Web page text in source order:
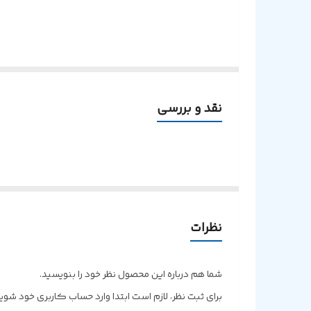
نقد و بررسی
نظرات
شما هم درباره این محصول نظر خود را بنویسید.
برای ثبت نظر، لازم است ابتدا وارد حساب کاربری خود